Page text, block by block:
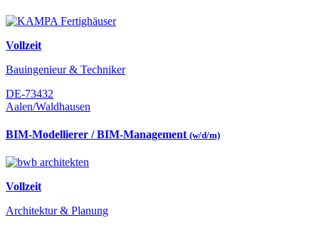
Vollzeit
Bauingenieur & Techniker
DE-73432
Aalen/Waldhausen
BIM-Modellierer / BIM-Management (w/d/m)
Vollzeit
Architektur & Planung